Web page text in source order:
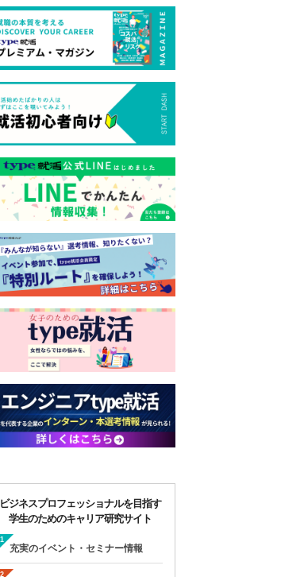
ビジネスプロフェッショナルを目指す
学生のためのキャリア研究サイト
充実のイベント・セミナー情報